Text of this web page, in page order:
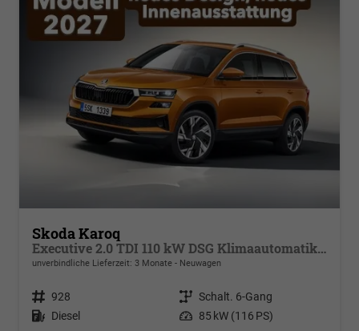
Skoda Karoq
Executive 2.0 TDI 110 kW DSG Klimaautomatik, Metallfarbe, ACC ,PDC v+h, LED, Smart Link, Rückkamera, Sun Set, Reserverad, 4 Jahre Garantie
unverbindliche Lieferzeit: 3 Monate Neuwagen
Fahrzeugnr. 928 Getriebe Schalt. 6-Gang
Kraftstoff Diesel Leistung 85 kW (116 PS)